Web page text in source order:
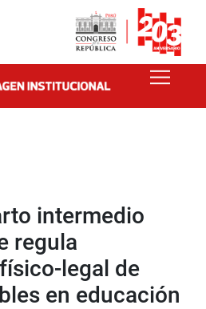
intermedio
regula
legal de
en educación